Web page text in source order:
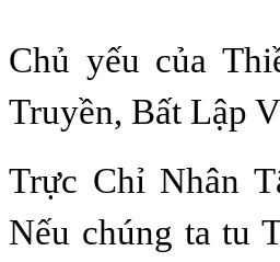
Chủ yếu của
Truyền, Bất Lập
Trực Chỉ Nhân
Nếu chúng ta tu